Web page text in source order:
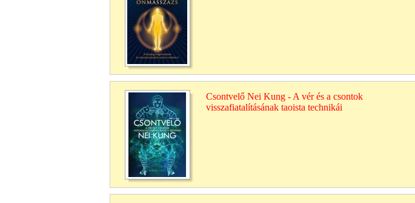
Csontvelő Nei Kung - A vér és a csontok
visszafiatalításának taoista technikái